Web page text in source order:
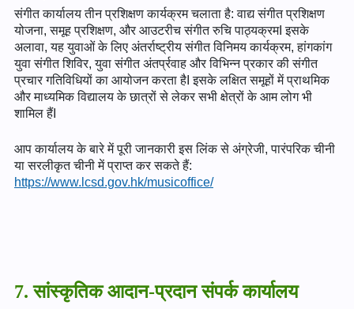
संगीत कार्यालय तीन प्रशिक्षण कार्यक्रम चलाता है: वाद्य संगीत प्रशिक्षण
योजना, समूह प्रशिक्षण, और आउटरीच संगीत रुचि पाठ्यक्रमI इसके
अलावा, यह युवाओं के लिए अंतर्राष्ट्रीय संगीत विनिमय कार्यक्रम, हांगकांग
युवा संगीत शिविर, युवा संगीत अंतर्प्रवाह और विभिन्न प्रकार की संगीत
प्रचार गतिविधियों का आयोजन करता हैI इसके लक्षित समूहों में प्राथमिक
और माध्यमिक विद्यालय के छात्रों से लेकर सभी क्षेत्रों के आम लोग भी
शामिल हैंI
आप कार्यालय के बारे में पूरी जानकारी इस लिंक से अंग्रेजी, पारंपरिक चीनी
या सरलीकृत चीनी में प्राप्त कर सकते हैं:
https://www.lcsd.gov.hk/musicoffice/
7. सांस्कृतिक आदान-प्रदान संपर्क कार्यालय